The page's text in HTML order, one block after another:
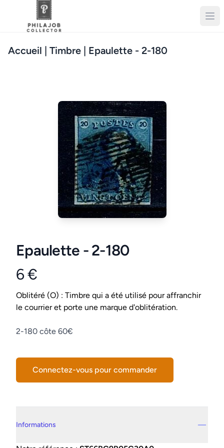
Accueil | Timbre | Epaulette - 2-180
Epaulette - 2-180
Product information
6 €
Conditions
Oblitéré (O) : Timbre qui a été utilisé pour affranchir
le courrier et porte une marque d'oblitération.
Description
2-180 côte 60€
Connectez-vous pour commander
Informations